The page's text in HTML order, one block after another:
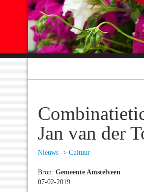
Jan van der
Nieuws -> Cultuur
Bron: Gemeente Amstelveen
07-02-2019